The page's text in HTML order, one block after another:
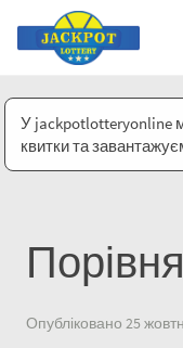
У jackpotlotteryonline
квитки та
Опубліковано 25